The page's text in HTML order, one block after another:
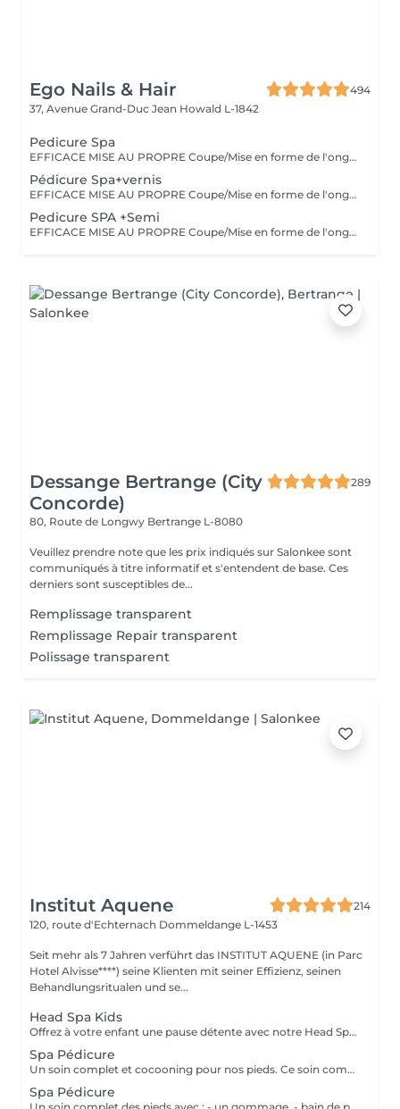
Ego Nails & Hair
494
37, Avenue Grand-Duc Jean Howald L-1842
Pedicure Spa
EFFICACE MISE AU PROPRE Coupe/Mise en forme de l'ongle/retrait des cuticules/retrait des callosités/peeling/gommage/crème La pédicure classique est une pédicure simple complète et efficace elle est parfaite pour entretenir vos pieds tout au long de l'année.
Pédicure Spa+vernis
EFFICACE MISE AU PROPRE Coupe/Mise en forme de l'ongle/retrait des cuticules/retrait des callosités/peeling/gommage/crème La pédicure classique est une pédicure simple complète et efficace elle est parfaite pour entretenir vos pieds tout au long de l'année.
Pedicure SPA +Semi
EFFICACE MISE AU PROPRE Coupe/Mise en forme de l'ongle/retrait des cuticules/retrait des callosités/peeling/gommage/crème La pédicure classique est une pédicure simple complète et efficace elle est parfaite pour entretenir vos pieds tout au long de l'année.
Dessange Bertrange (City
Concorde)
289
80, Route de Longwy Bertrange L-8080
Veuillez prendre note que les prix indiqués sur Salonkee sont
communiqués à titre informatif et s'entendent de base. Ces
derniers sont susceptibles de...
Remplissage transparent
Remplissage Repair transparent
Polissage transparent
Institut Aquene
214
120, route d'Echternach Dommeldange L-1453
Seit mehr als 7 Jahren verführt das INSTITUT AQUENE (in Parc
Hotel Alvisse****) seine Klienten mit seiner Effizienz, seinen
Behandlungsritualen und se...
Head Spa Kids
Offrez à votre enfant une pause détente avec notre Head Spa Kids, un soin de 30 min spécialement conçu pour les jeunes de 10 à 13 ans. Ce rituel doux et apaisant prend soin de leur cuir chevelu tout en leur offrant un moment de relaxation adapté à leur âge. Ce soin comprend - Nettoyage délicat: Un lavage doux adapté aux cheveux et cuir chevelu des enfants. - Massage relaxant: Une gestuelle apaisante pour favoriser la détente et stimuler la microcirculation. - Hydratation légère: des produits respectueux, spécialement choisis pour nourrir et protéger leurs cheveux. Un sèche cheveux et des brosses sont mis à sa disposition pour que votre enfant ne sorte pas avec la tête mouillée
Spa Pédicure
Un soin complet et cocooning pour nos pieds. Ce soin comprend: - Un gommage - Une pédicure afin de soigner les ongles et les callosités des pieds - un massage (plus long que dans nos simple prestations de pédicure)
Spa Pédicure